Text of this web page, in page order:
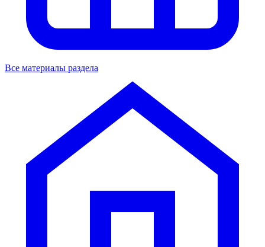
Все материалы раздела